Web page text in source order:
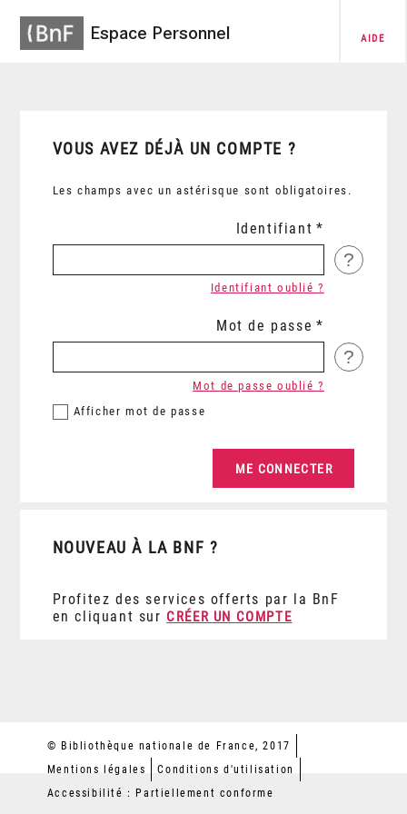
Espace Personnel AIDE
VOUS AVEZ DÉJÀ UN COMPTE ?
Les champs avec un astérisque sont obligatoires.
Identifiant
?
Identifiant oublié ?
Mot de passe
?
Afficher mot de passe
Mot de passe oublié ?
NOUVEAU À LA BNF ?
Profitez des services offerts par la BnF
en cliquant sur CRÉER UN COMPTE
© Bibliothèque nationale de France, 2017
Mentions légales
Conditions d'utilisation
Accessibilité : Partiellement conforme